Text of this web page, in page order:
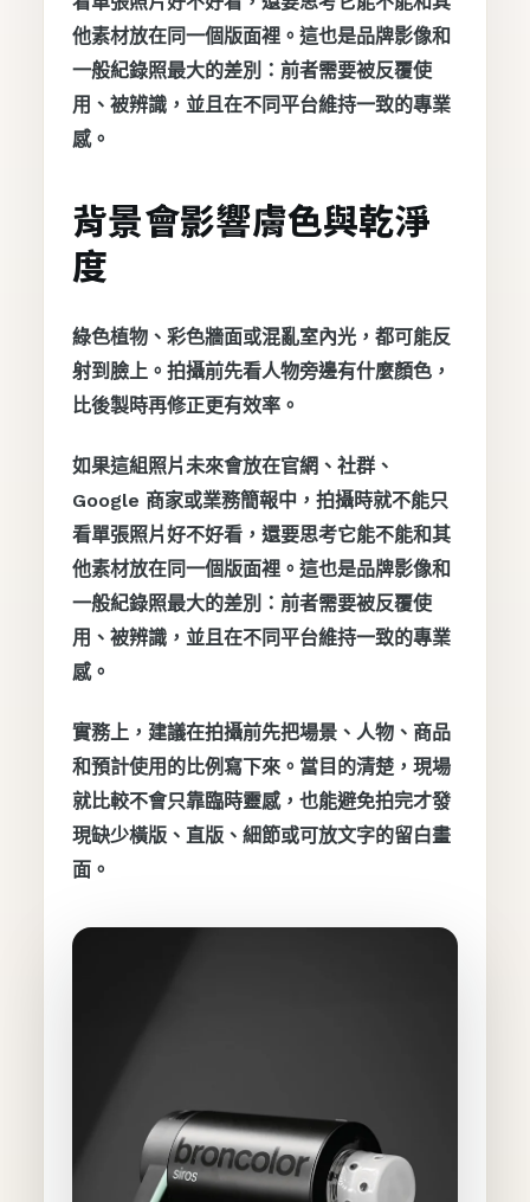
他素材放在同一個版面裡。這也是品牌影像和
一般紀錄照最大的差別：前者需要被反覆使
用、被辨識，並且在不同平台維持一致的專業
感。
背景會影響膚色與乾淨
度
綠色植物、彩色牆面或混亂室內光，都可能反
射到臉上。拍攝前先看人物旁邊有什麼顏色，
比後製時再修正更有效率。
如果這組照片未來會放在官網、社群、
Google 商家或業務簡報中，拍攝時就不能只
看單張照片好不好看，還要思考它能不能和其
他素材放在同一個版面裡。這也是品牌影像和
一般紀錄照最大的差別：前者需要被反覆使
用、被辨識，並且在不同平台維持一致的專業
感。
實務上，建議在拍攝前先把場景、人物、商品
和預計使用的比例寫下來。當目的清楚，現場
就比較不會只靠臨時靈感，也能避免拍完才發
現缺少橫版、直版、細節或可放文字的留白畫
面。